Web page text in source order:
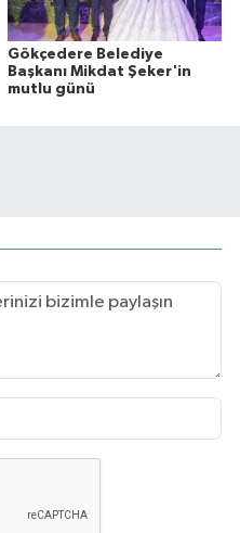
Gökçedere Belediye
Başkanı Mikdat Şeker'in
mutlu günü